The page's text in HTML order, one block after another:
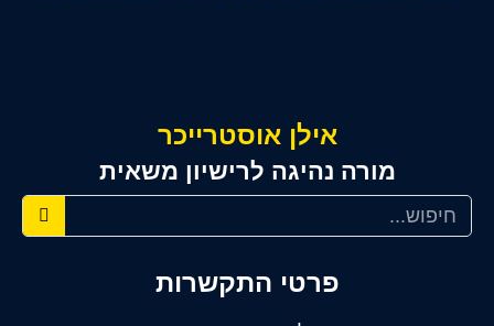
פרטי התקשרות
אילן אוסטרייכר
מורה נהיגה לרישיון משאית